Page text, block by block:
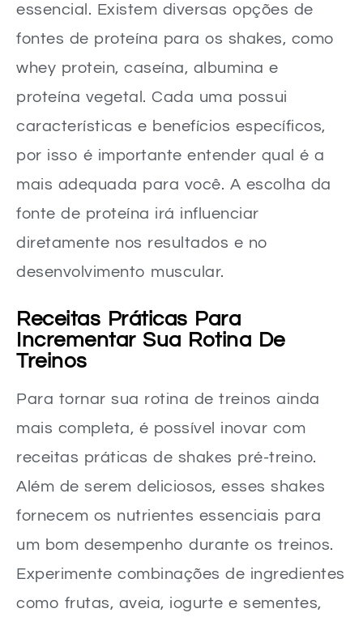
essencial. Existem diversas opções de
fontes de proteína para os shakes, como
whey protein, caseína, albumina e
proteína vegetal. Cada uma possui
características e benefícios específicos,
por isso é importante entender qual é a
mais adequada para você. A escolha da
fonte de proteína irá influenciar
diretamente nos resultados e no
desenvolvimento muscular.
Receitas Práticas Para
Incrementar Sua Rotina De
Treinos
Para tornar sua rotina de treinos ainda
mais completa, é possível inovar com
receitas práticas de shakes pré-treino.
Além de serem deliciosos, esses shakes
fornecem os nutrientes essenciais para
um bom desempenho durante os treinos.
Experimente combinações de ingredientes
como frutas, aveia, iogurte e sementes,